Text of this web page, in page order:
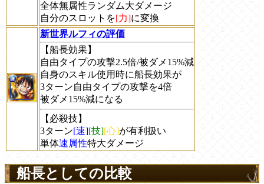
全体無属性ランダム大ダメージ
自分のスロットを[力]に変換
新世界ルフィの評価
【船長効果】
自由タイプの攻撃2.5倍/被ダメ15%減
自身のスキル使用時に船長効果が
3ターン自由タイプの攻撃を4倍
被ダメ15%減になる
【必殺技】
3ターン[速][技][心]が有利扱い
単体速属性特大ダメージ
船長としての比較